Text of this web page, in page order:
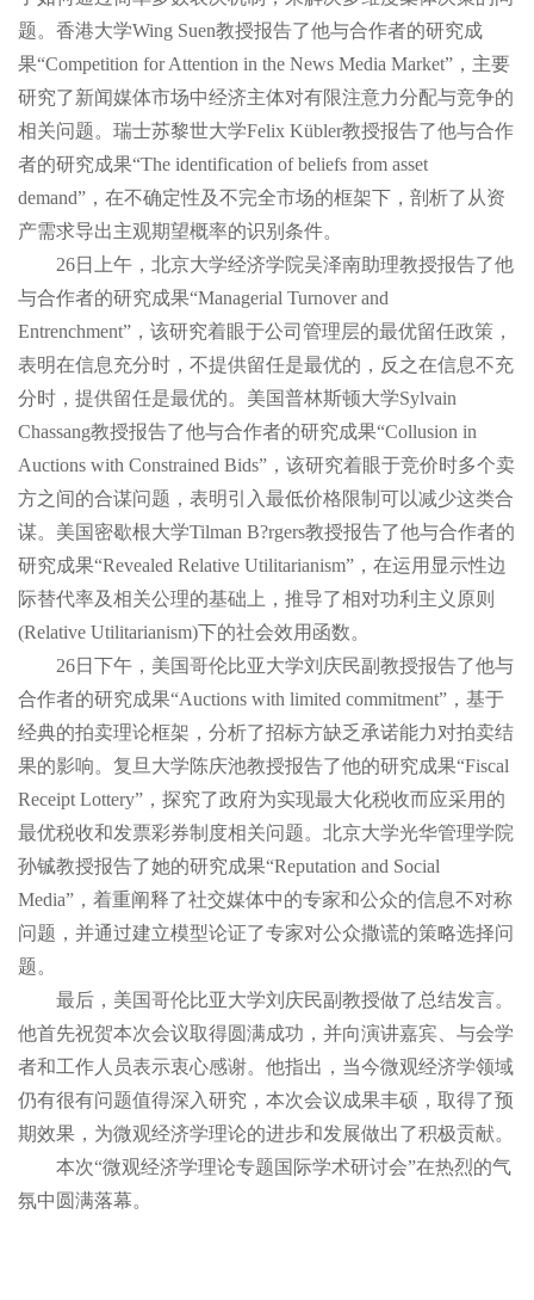
题。香港大学Wing Suen教授报告了他与合作者的研究成
果“Competition for Attention in the News Media Market”，主要
研究了新闻媒体市场中经济主体对有限注意力分配与竞争的
相关问题。瑞士苏黎世大学Felix Kübler教授报告了他与合作
者的研究成果“The identification of beliefs from asset
demand”，在不确定性及不完全市场的框架下，剖析了从资
产需求导出主观期望概率的识别条件。
26日上午，北京大学经济学院吴泽南助理教授报告了他
与合作者的研究成果“Managerial Turnover and
Entrenchment”，该研究着眼于公司管理层的最优留任政策，
表明在信息充分时，不提供留任是最优的，反之在信息不充
分时，提供留任是最优的。美国普林斯顿大学Sylvain
Chassang教授报告了他与合作者的研究成果“Collusion in
Auctions with Constrained Bids”，该研究着眼于竞价时多个卖
方之间的合谋问题，表明引入最低价格限制可以减少这类合
谋。美国密歇根大学Tilman B?rgers教授报告了他与合作者的
研究成果“Revealed Relative Utilitarianism”，在运用显示性边
际替代率及相关公理的基础上，推导了相对功利主义原则
(Relative Utilitarianism)下的社会效用函数。
26日下午，美国哥伦比亚大学刘庆民副教授报告了他与
合作者的研究成果“Auctions with limited commitment”，基于
经典的拍卖理论框架，分析了招标方缺乏承诺能力对拍卖结
果的影响。复旦大学陈庆池教授报告了他的研究成果“Fiscal
Receipt Lottery”，探究了政府为实现最大化税收而应采用的
最优税收和发票彩券制度相关问题。北京大学光华管理学院
孙铖教授报告了她的研究成果“Reputation and Social
Media”，着重阐释了社交媒体中的专家和公众的信息不对称
问题，并通过建立模型论证了专家对公众撒谎的策略选择问
题。
最后，美国哥伦比亚大学刘庆民副教授做了总结发言。
他首先祝贺本次会议取得圆满成功，并向演讲嘉宾、与会学
者和工作人员表示衷心感谢。他指出，当今微观经济学领域
仍有很有问题值得深入研究，本次会议成果丰硕，取得了预
期效果，为微观经济学理论的进步和发展做出了积极贡献。
本次“微观经济学理论专题国际学术研讨会”在热烈的气
氛中圆满落幕。